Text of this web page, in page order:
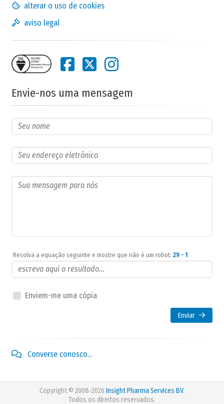
alterar o uso de cookies
aviso legal
Envie-nos uma mensagem
Resolva a equação seguinte e mostre que não é um robot: 29 - 1
Enviem-me uma cópia
Enviar
Converse conosco...
Copyright © 2008-2026 Insight Pharma Services BV.
Todos os direitos reservados.